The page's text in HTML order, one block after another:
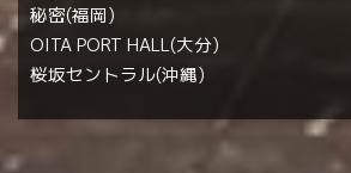
秘密(福岡)
OITA PORT HALL(大分)
桜坂セントラル(沖縄)